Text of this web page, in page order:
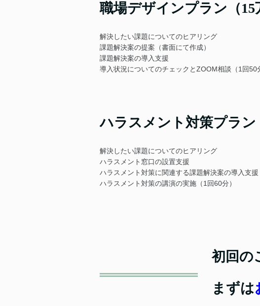
職場デザインプラン（15
解決したい課題についてのヒアリング
課題解決案の提案（書面にて作成）
課題解決案の導入支援
導入状況についてのチェックとZOOM相談（1回50
ハラスメント対策プラン
解決したい課題についてのヒアリング
ハラスメント窓口の設置支援
ハラスメント対策に関連する課題解決案の導入支援
ハラスメント対策の講演の実施（1回60分）
初回の
まずは